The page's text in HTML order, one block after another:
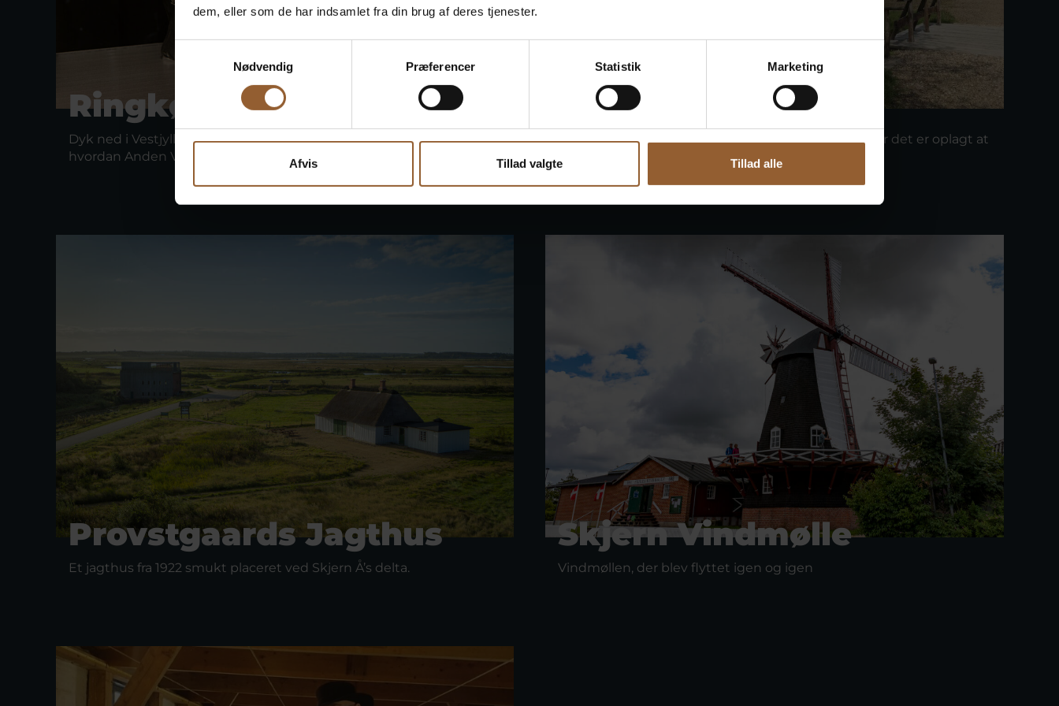
dem, eller som de har indsamlet fra din brug af deres tjenester.
Nødvendig
Præferencer Statistik Marketing
Afvis Tillad valgte Tillad alle
Ringkøbing Museum
Dyk ned i Vestjyllands historie og kom helt tæt på fortællingen om,
hvordan Anden Verdenskrig udviklede sig langs vestkysten.
Bundsbæk Mølle
Bundsbæk Mølle ligger i et naturskønt område, hvor det er oplagt at
Provstgaards Jagthus
Et jagthus fra 1922 smukt placeret ved Skjern Å’s delta.
Skjern Vindmølle
Vindmøllen, der blev flyttet igen og igen